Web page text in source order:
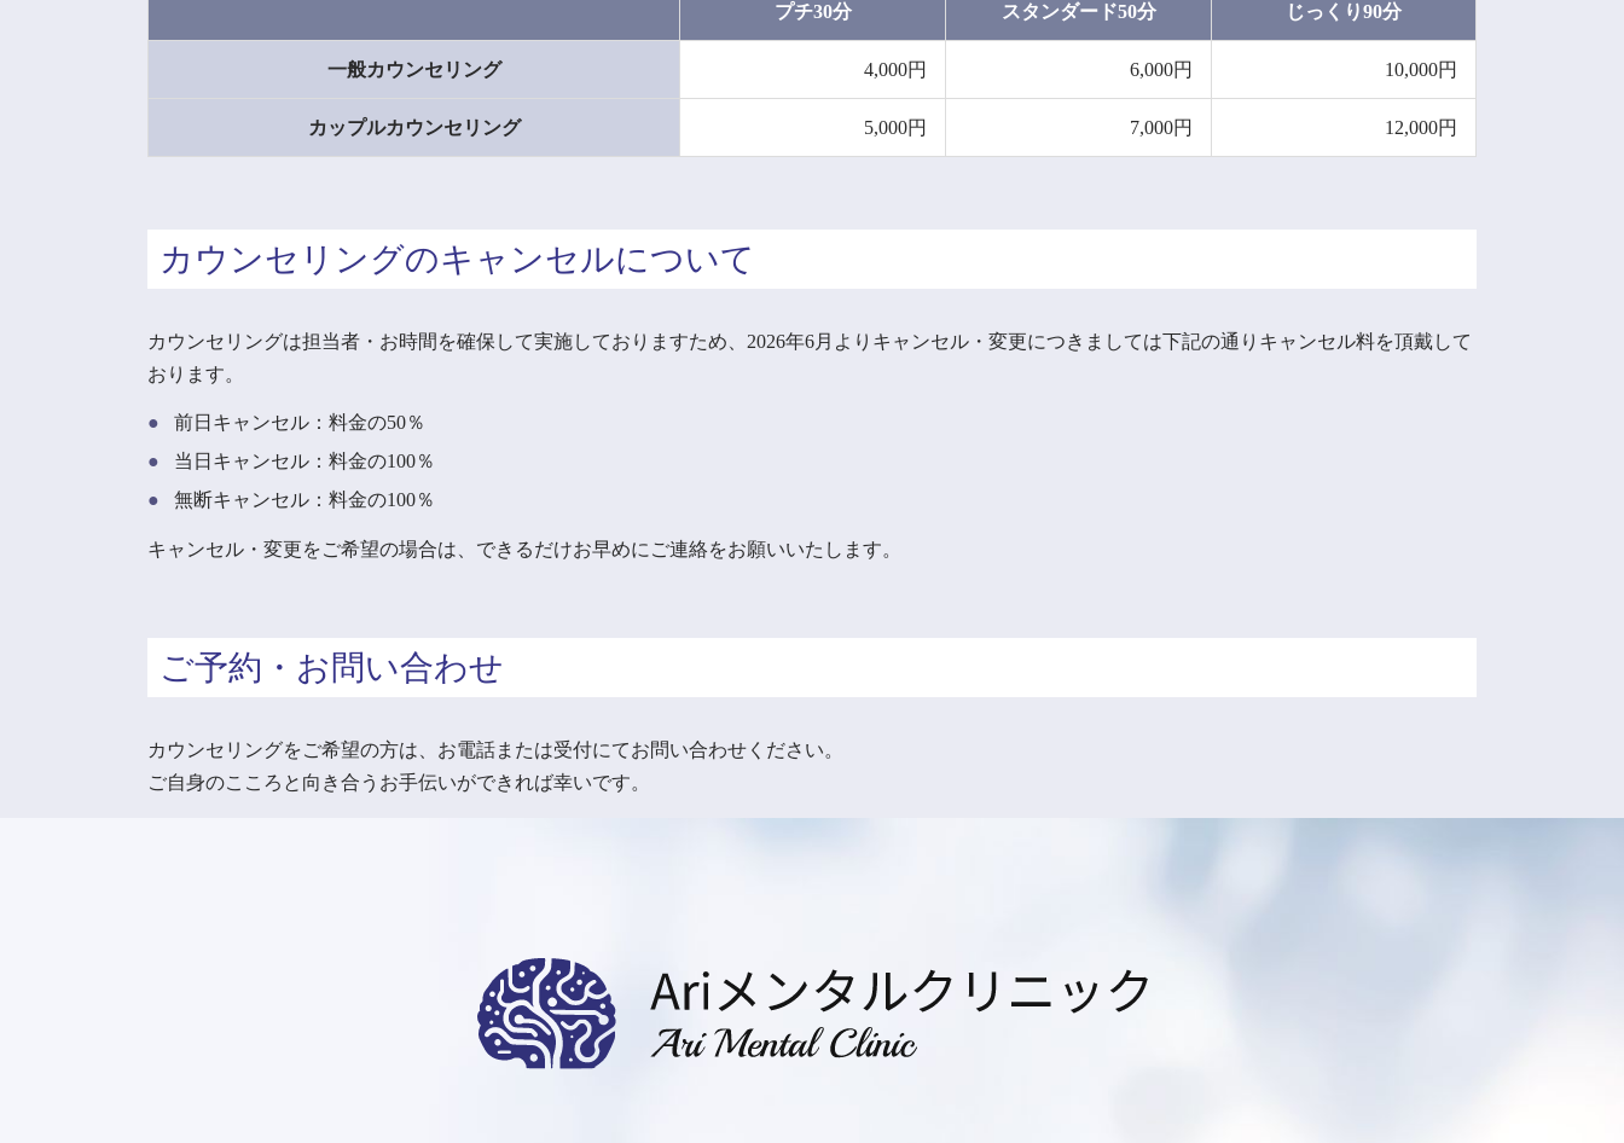
プチ30分 スタンダード50分 じっくり90分
一般カウンセリング 4,000円 6,000円 10,000円
カップルカウンセリング 5,000円 7,000円 12,000円
カウンセリングのキャンセルについて
カウンセリングは担当者・お時間を確保して実施しておりますため、2026年6月よりキャンセル・変更につきましては下記の通りキャンセル料を頂戴して
おります。
前日キャンセル：料金の50％
当日キャンセル：料金の100％
無断キャンセル：料金の100％
キャンセル・変更をご希望の場合は、できるだけお早めにご連絡をお願いいたします。
ご予約・お問い合わせ
カウンセリングをご希望の方は、お電話または受付にてお問い合わせください。
ご自身のこころと向き合うお手伝いができれば幸いです。